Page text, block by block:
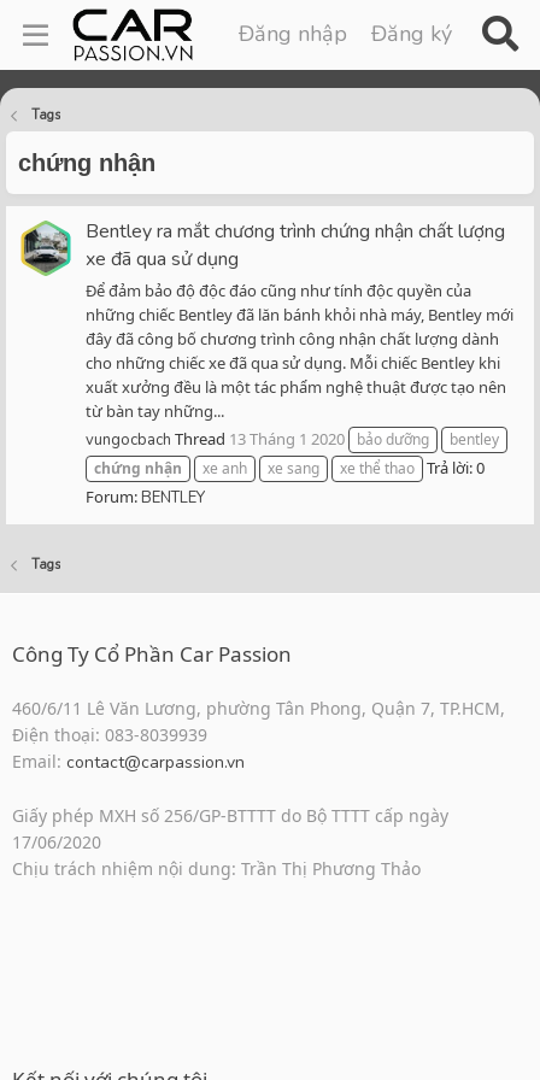
Đăng nhập Đăng ký
Tags
chứng nhận
Bentley ra mắt chương trình chứng nhận chất lượng
xe đã qua sử dụng
Để đảm bảo độ độc đáo cũng như tính độc quyền của
những chiếc Bentley đã lăn bánh khỏi nhà máy, Bentley mới
đây đã công bố chương trình công nhận chất lượng dành
cho những chiếc xe đã qua sử dụng. Mỗi chiếc Bentley khi
xuất xưởng đều là một tác phẩm nghệ thuật được tạo nên
từ bàn tay những...
vungocbach Thread 13 Tháng 1 2020 bảo dưỡng
bentley
chứng nhận xe anh xe sang xe thể thao Trả lời: 0
Forum:BENTLEY
Tags
Công Ty Cổ Phần Car Passion
460/6/11 Lê Văn Lương, phường Tân Phong, Quận 7, TP.HCM,
Điện thoại: 083-8039939
Email: contact@carpassion.vn
Giấy phép MXH số 256/GP-BTTTT do Bộ TTTT cấp ngày
17/06/2020
Chịu trách nhiệm nội dung: Trần Thị Phương Thảo